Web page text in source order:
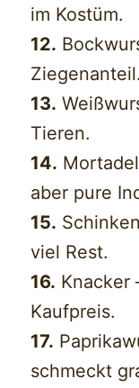
im Kostüm.
12.
Ziegenanteil.
13.
Tieren.
14.
aber pure
15.
viel Rest.
16. Knacker
Kaufpreis.
17.
schmeckt